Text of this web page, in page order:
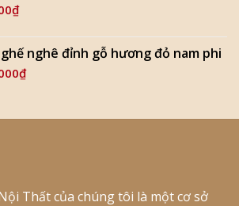
₫
nghê đỉnh gỗ hương đỏ nam phi
₫
Thất của chúng tôi là một cơ sở